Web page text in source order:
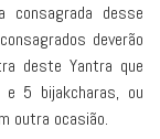
desse
deverão
deste Yantra que
5 bijakcharas, ou
outra ocasião.